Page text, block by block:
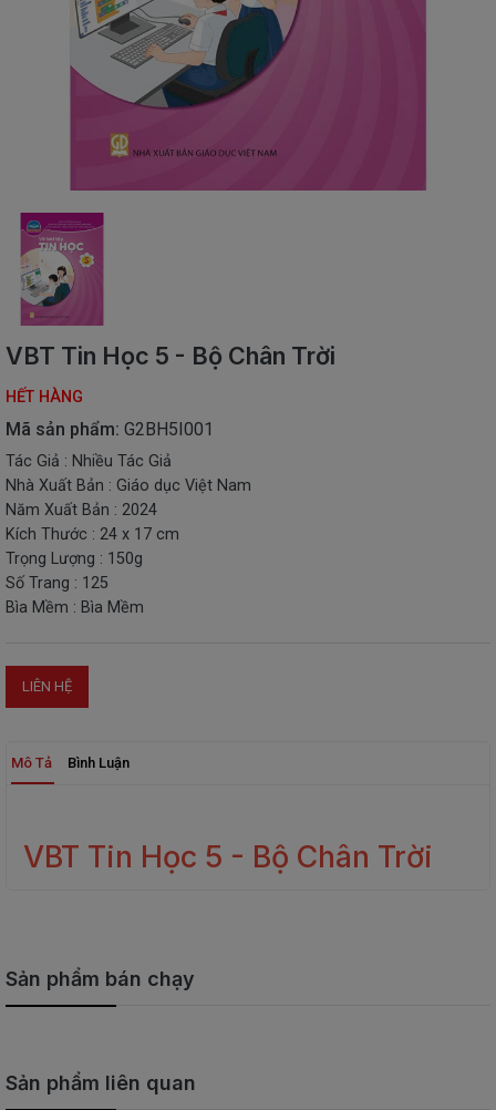
SÁCH
THIẾU
SÁCH
NGOẠI
NGỮ
VPP
-
ĐỒ
DÙNG
SINH
QUÀ
TẶNG
ĐỒ
CHƠI
THIẾT
BỊ
STEM
VBT Tin Học 5 - Bộ Chân Trời
HẾT HÀNG
Mã sản phẩm: G2BH5I001
Tác Giả : Nhiều Tác Giả
Nhà Xuất Bản : Giáo dục Việt Nam
Năm Xuất Bản : 2024
Kích Thước : 24 x 17 cm
Trọng Lượng : 150g
Số Trang : 125
Bìa Mềm : Bìa Mềm
LIÊN HỆ
Mô Tả Bình Luận
VBT Tin Học 5 - Bộ Chân Trời
Sản phẩm bán chạy
Sản phẩm liên quan